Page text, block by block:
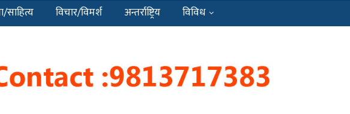
साहित्य विचार/विमर्श अन्तर्राष्ट्रिय
विविध